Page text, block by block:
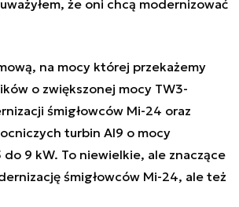
że oni chcą modernizować
na mocy której przekażemy
o zwiększonej mocy TW3-
śmigłowców Mi-24 oraz
turbin AI9 o mocy
do 9 kW. To niewielkie, ale znaczące
śmigłowców Mi-24, ale też